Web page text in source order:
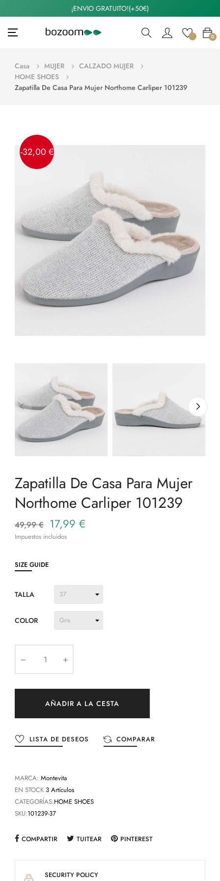
¡ENVIO GRATUITO!(+50€)
Navegación
☰ 0
Casa MUJER
CALZADO MUJER
HOME SHOES
Zapatilla De Casa Para Mujer Northome Carliper 101239
-32,00 €
Zapatilla De Casa Para Mujer
Northome Carliper 101239
49,99 € 17,99 €
Impuestos incluidos
SIZE GUIDE
TALLA
COLOR
AÑADIR A LA CESTA
LISTA DE DESEOS COMPARAR
MARCA: Montevita
EN STOCK 3 Artículos
CATEGORÍAS:HOME SHOES
SKU:101239-37
COMPARTIR TUITEAR PINTEREST
SECURITY POLICY